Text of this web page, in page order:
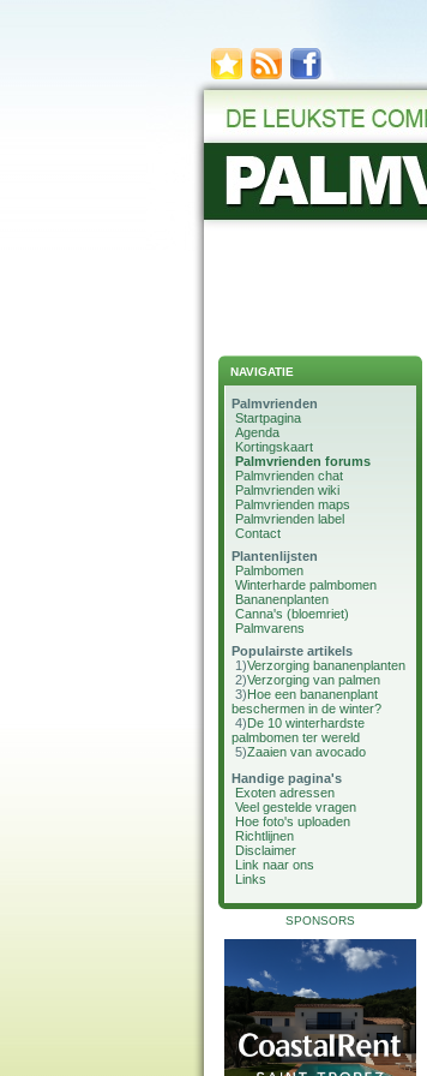
NAVIGATIE
Palmvrienden
Startpagina
Agenda
Kortingskaart
Palmvrienden forums
Palmvrienden chat
Palmvrienden wiki
Palmvrienden maps
Palmvrienden label
Contact
Plantenlijsten
Palmbomen
Winterharde palmbomen
Bananenplanten
Canna's (bloemriet)
Palmvarens
Populairste artikels
1)Verzorging bananenplanten
2)Verzorging van palmen
3)Hoe een bananenplant
beschermen in de winter?
4)De 10 winterhardste
palmbomen ter wereld
5)Zaaien van avocado
Handige pagina's
Exoten adressen
Veel gestelde vragen
Hoe foto's uploaden
Richtlijnen
Disclaimer
Link naar ons
Links
SPONSORS